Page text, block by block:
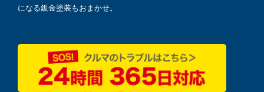
になる鈑金塗装もおまかせ。